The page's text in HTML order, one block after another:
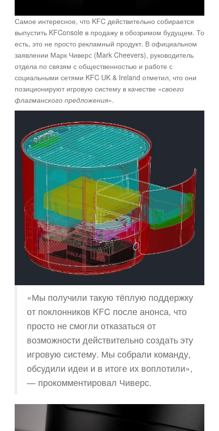
Самое интересное, что KFC действительно собирается
выпустить KFConsole в продажу в обозримом будущем. То
есть, это не просто рекламный продукт. В официальном
заявлении Марк Чиверс (Mark Cheevers), руководитель
отдела по связям с общественностью и работе с
социальными сетями KFC UK & Ireland отметил, что они
позиционируют игровую систему в качестве «своего
флагманского предложения».
«Мы получили такую тёплую поддержку
от поклонников KFC после анонса, что
просто не смогли отказаться от
возможности действительно создать эту
игровую систему. Мы собрали команду,
обсудили идеи и в итоге их воплотили»,
— прокомментировал Чиверс.